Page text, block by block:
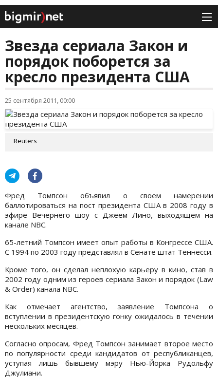
Звезда сериала Закон и
порядок поборется за
кресло президента США
25 сентября 2011, 00:00
Reuters
Фред Томпсон объявил о своем намерении
баллотироваться на пост президента США в 2008 году в
эфире Вечернего шоу с Джеем Лино, выходящем на
канале NBC.
65-летний Томпсон имеет опыт работы в Конгрессе США.
С 1994 по 2003 году представлял в Сенате штат Теннесси.
Кроме того, он сделал неплохую карьеру в кино, став в
2002 году одним из героев сериала Закон и порядок (Law
& Order) канала NBC.
Как отмечает агентство, заявление Томпсона о
вступлении в президентскую гонку ожидалось в течении
нескольких месяцев.
Согласно опросам, Фред Томпсон занимает второе место
по популярности среди кандидатов от республиканцев,
уступая лишь бывшему мэру Нью-Йорка Рудольфу
Джулиани.